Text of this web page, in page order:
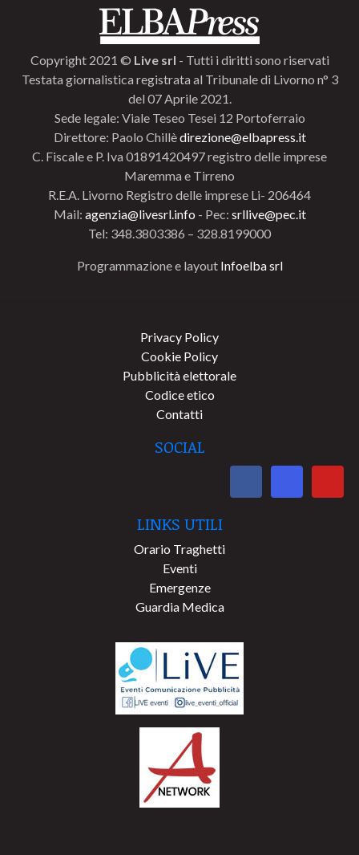
Copyright 2021 © Live srl - Tutti i diritti sono riservati
Testata giornalistica registrata al Tribunale di Livorno n° 3
del 07 Aprile 2021.
Sede legale: Viale Teseo Tesei 12 Portoferraio
Direttore: Paolo Chillèdirezione@elbapress.it
C. Fiscale e P. Iva 01891420497 registro delle imprese
Maremma e Tirreno
R.E.A. Livorno Registro delle imprese Li- 206464
Mail: agenzia@livesrl.info - Pec: srllive@pec.it
Tel: 348.3803386 – 328.8199000
Programmazione e layout Infoelba srl
Privacy Policy
Cookie Policy
Pubblicità elettorale
Codice etico
Contatti
SOCIAL
LINKS UTILI
Orario Traghetti
Eventi
Emergenze
Guardia Medica